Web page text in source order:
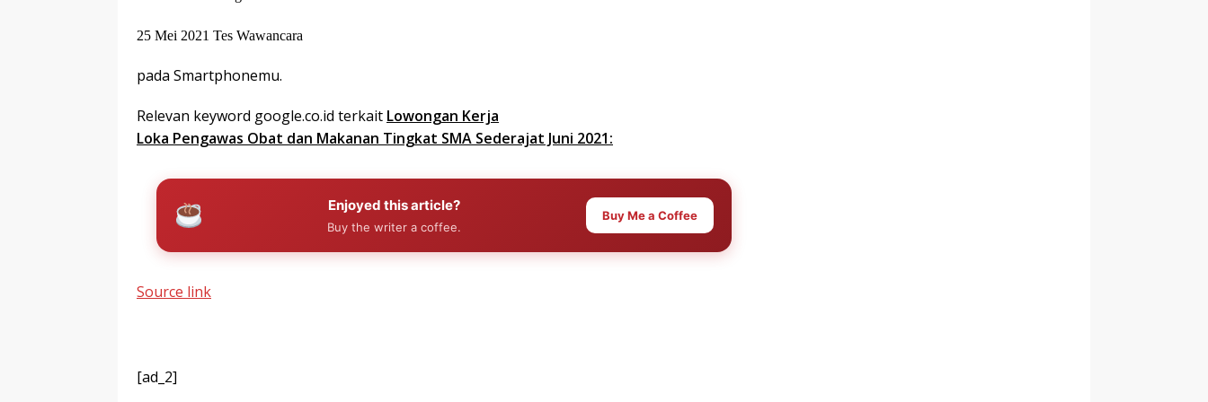
25 Mei 2021 Tes Wawancara
pada Smartphonemu.
Relevan keyword google.co.id terkait Lowongan Kerja
Loka Pengawas Obat dan Makanan Tingkat SMA Sederajat Juni 2021:
Enjoyed this article?
Buy the writer a coffee.
Buy Me a Coffee
Source link
[ad_2]